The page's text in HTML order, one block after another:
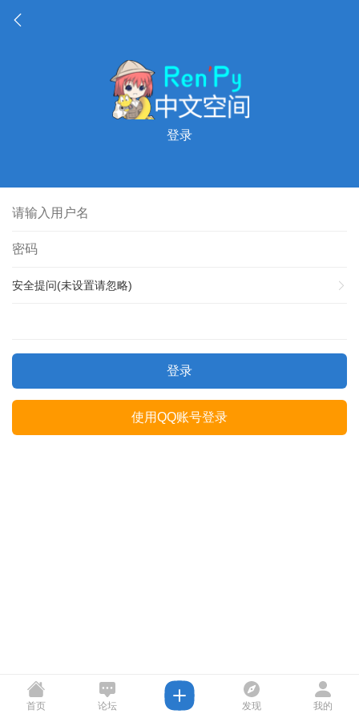
登录
安全提问(未设置请忽略)
登录
使用QQ账号登录
首页 论坛 发现 我的